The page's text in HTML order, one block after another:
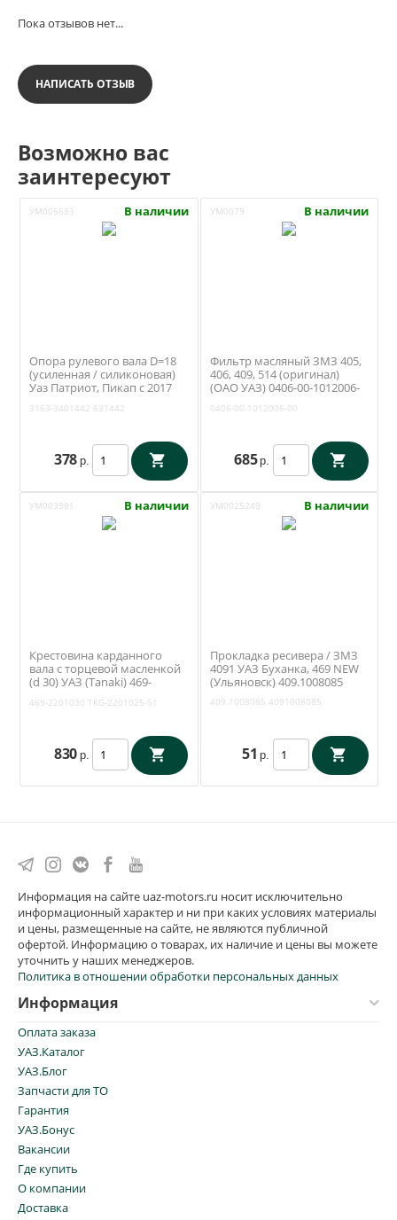
Пока отзывов нет...
НАПИСАТЬ ОТЗЫВ
Возможно вас
заинтересуют
УМ005683 В наличии
Опора рулевого вала D=18
(усиленная / силиконовая)
Уаз Патриот, Пикап с 2017
3163-3401442 631442
378 р.
УМ0079 В наличии
Фильтр масляный ЗМЗ 405,
406, 409, 514 (оригинал)
(ОАО УАЗ) 0406-00-1012006-
0406-00-1012006-00
685 р.
УМ003981 В наличии
Крестовина карданного
вала с торцевой масленкой
(d 30) УАЗ (Tanaki) 469-
469-2201030 TKG-2201025-51
830 р.
УМ0025249 В наличии
Прокладка ресивера / ЗМЗ
4091 УАЗ Буханка, 469 NEW
(Ульяновск) 409.1008085
409.1008085 4091008085
51 р.
Информация на сайте uaz-motors.ru носит исключительно
информационный характер и ни при каких условиях материалы
и цены, размещенные на сайте, не являются публичной
офертой. Информацию о товарах, их наличие и цены вы можете
уточнить у наших менеджеров.
Политика в отношении обработки персональных данных
Информация
Оплата заказа
УАЗ.Каталог
УАЗ.Блог
Запчасти для ТО
Гарантия
УАЗ.Бонус
Вакансии
Где купить
О компании
Доставка